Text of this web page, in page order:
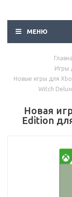
МЕНЮ
Игры
Новые игры для
Witch
Новая
Edition